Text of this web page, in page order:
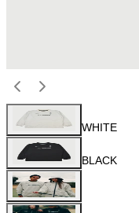
WHITE
BLACK